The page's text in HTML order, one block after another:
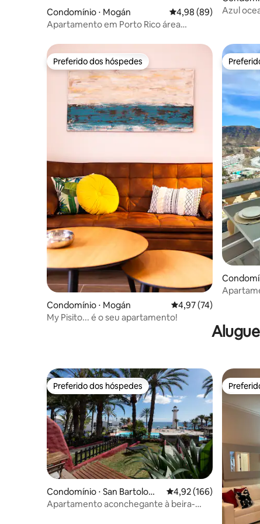
Condomínio ⋅ Mogán 4,98 de uma avaliação
4,98 (89)
Apartamento em Porto Rico área
Tirajana
Azul
Preferido dos hóspedes
Preferido dos hóspedes
Condomínio ⋅ Mogán 4,97 de uma avaliação
4,97 (74)
My Pisito... é o seu apartamento!
Preferido dos hóspedes
Preferido dos hóspedes
Condomínio ⋅ San Bartolomé
de Tirajana
4,92 de uma avaliação
4,92 (166)
Apartamento aconchegante à beira-